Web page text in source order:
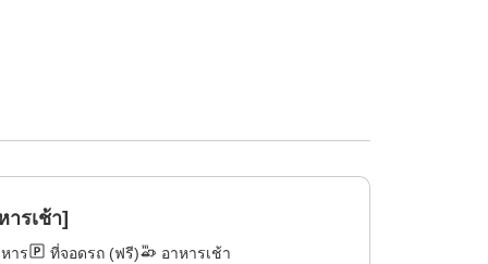
รเช้า]
าร ที่จอดรถ (ฟรี)
อาหารเช้า